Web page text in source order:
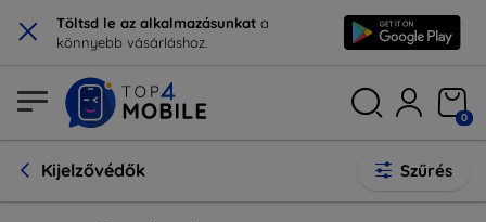
× Töltsd le az alkalmazásunkat a
könnyebb vásárláshoz.
0
Kijelzővédők Szűrés